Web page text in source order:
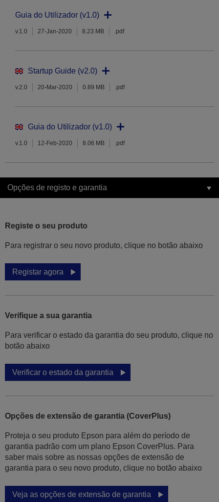
Guia do Utilizador (v1.0)
v.1.0 27-Jan-2020 8.23 MB .pdf
Startup Guide (v2.0)
v.2.0 20-Mar-2020 0.89 MB .pdf
Guia do Utilizador (v1.0)
v.1.0 12-Feb-2020 8.06 MB .pdf
Opções de registo e garantia
Registe o seu produto
Para registrar o seu novo produto, clique no botão abaixo
Registar agora
Verifique a sua garantia
Para verificar o estado da garantia do seu produto, clique no
botão abaixo
Verificar o estado da garantia
Opções de extensão de garantia (CoverPlus)
Proteja o seu produto Epson para além do período de
garantia padrão com um plano Epson CoverPlus. Para
saber mais sobre as nossas opções de extensão de
garantia para o seu novo produto, clique no botão abaixo
Veja as opções de extensão de garantia